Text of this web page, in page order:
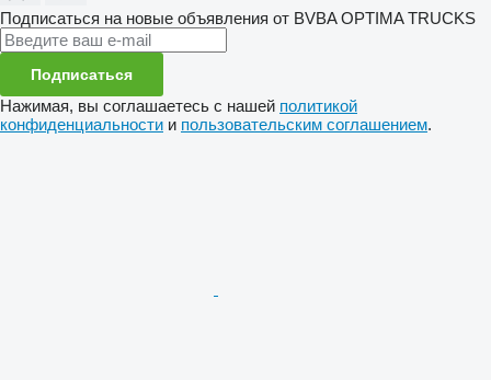
Подписаться на новые объявления от BVBA OPTIMA TRUCKS
Подписаться
Нажимая, вы соглашаетесь с нашей политикой
конфиденциальности и пользовательским соглашением.